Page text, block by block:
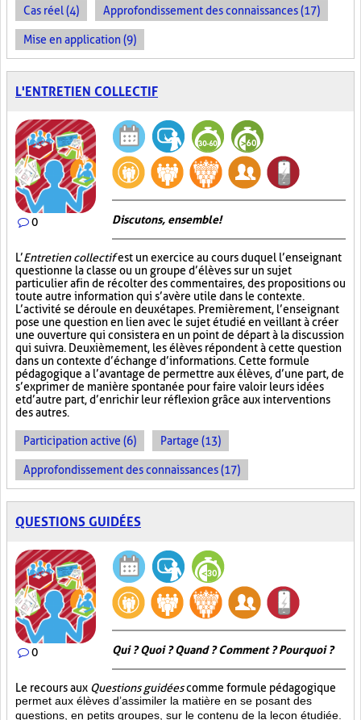
Cas réel (4) Approfondissement des connaissances (17)
Mise en application (9)
L'ENTRETIEN COLLECTIF
0 Discutons, ensemble!
L’Entretien collectifest un exercice au cours duquel l’enseignant
questionne la classe ou un groupe d’élèves sur un sujet
particulier afin de récolter des commentaires, des propositions ou
toute autre information qui s’avère utile dans le contexte.
L’activité se déroule en deux étapes. Premièrement, l’enseignant
pose une question en lien avec le sujet étudié en veillant à créer
une ouverture qui consistera en un point de départ à la discussion
qui suivra. Deuxièmement, les élèves répondent à cette question
dans un contexte d’échange d’informations. Cette formule
pédagogique a l’avantage de permettre aux élèves, d’une part, de
s’exprimer de manière spontanée pour faire valoir leurs idées
et d’autre part, d’enrichir leur réflexion grâce aux interventions
des autres.
Participation active (6) Partage (13)
Approfondissement des connaissances (17)
QUESTIONS GUIDÉES
0 Qui ? Quoi ? Quand ? Comment ? Pourquoi ?
Le recours aux Questions guidéescomme formule pédagogique
permet aux élèves d’assimiler la matière en se posant des
questions, en petits groupes, sur le contenu de la leçon étudiée.